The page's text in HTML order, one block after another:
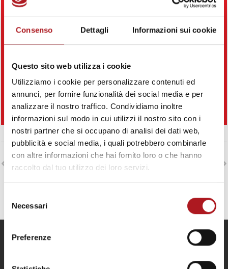
Consenso Dettagli Informazioni sui cookie
Questo sito web utilizza i cookie
Utilizziamo i cookie per personalizzare contenuti ed
annunci, per fornire funzionalità dei social media e per
analizzare il nostro traffico. Condividiamo inoltre
informazioni sul modo in cui utilizzi il nostro sito con i
nostri partner che si occupano di analisi dei dati web,
pubblicità e social media, i quali potrebbero combinarle
con altre informazioni che hai fornito loro o che hanno
raccolto dal tuo utilizzo dei loro servizi.
del
consenso
Necessari
Preferenze
POST PRECEDENTE
Privacy